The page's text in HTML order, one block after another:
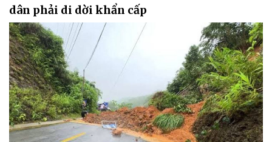
dân phải di dời khẩn cấp